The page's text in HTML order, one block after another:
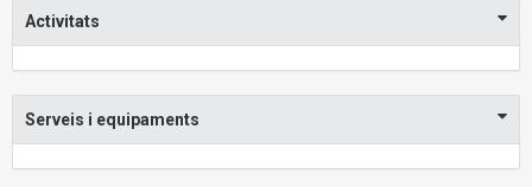
Activitats
Serveis i equipaments